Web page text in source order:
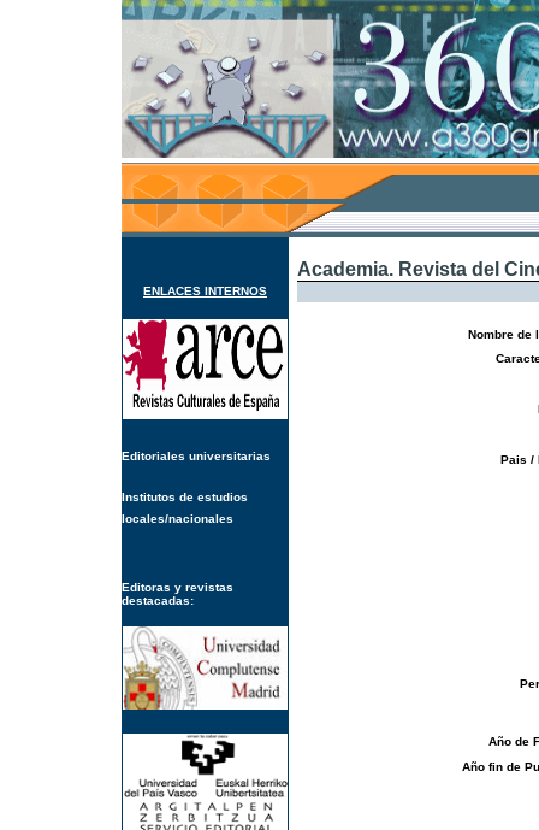
ENLACES INTERNOS
Editoriales universitarias
Institutos de estudios
locales/nacionales
Editoras y revistas
destacadas:
Academia. Revista del
Nombre de
Pais /
Año de
Año fin de